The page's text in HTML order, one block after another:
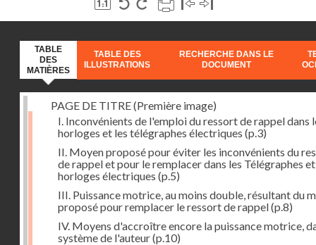
TABLE
DES
MATIÈRES
TABLE DES
ILLUSTRATIONS
RECHERCHE DANS LE
DOCUMENT
PAGE DE TITRE (Première image)
I. Inconvénients de l'emploi du ressort de rappel dans
horloges et les télégraphes électriques (p.3)
II. Moyen proposé pour éviter les inconvénients du
de rappel et pour le remplacer dans les Télégraphes
horloges électriques (p.5)
III. Puissance motrice, au moins double, résultant du
proposé pour remplacer le ressort de rappel(p.8)
IV. Moyens d'accroître encore la puissance motrice,
système de l'auteur(p.10)